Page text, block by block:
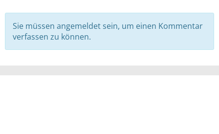
Sie müssen angemeldet sein, um einen Kommentar
verfassen zu können.